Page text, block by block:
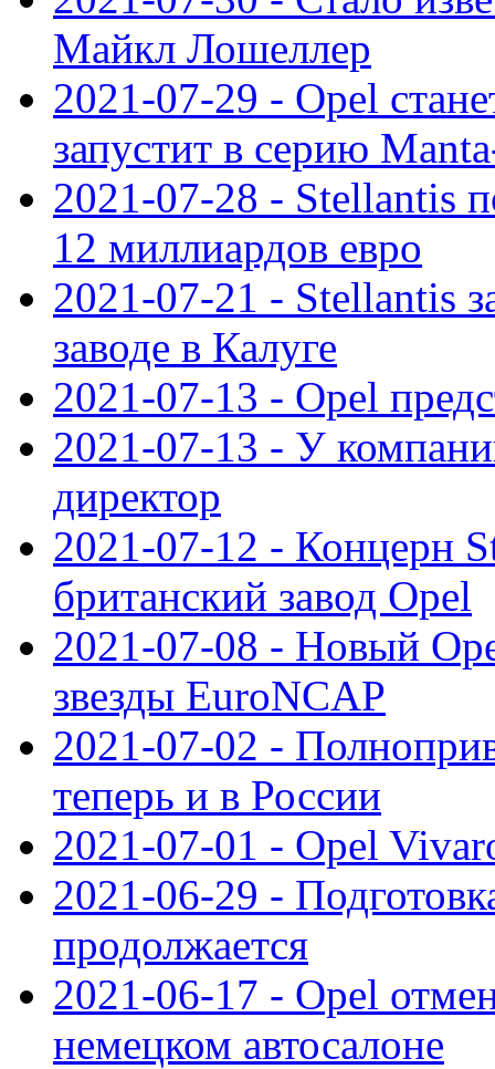
Майкл Лошеллер
2021-07-29 - Opel
запустит в серию
2021-07-28 - Stellantis
12 миллиардов евро
2021-07-21 - Stellantis
заводе в Калуге
2021-07-13 - Opel
2021-07-13 - У
директор
2021-07-12 - Концерн
британский завод Opel
2021-07-08 - Новый
звезды EuroNCAP
2021-07-02 -
теперь и в России
2021-07-01 - Opel
2021-06-29 -
продолжается
2021-06-17 - Opel
немецком автосалоне